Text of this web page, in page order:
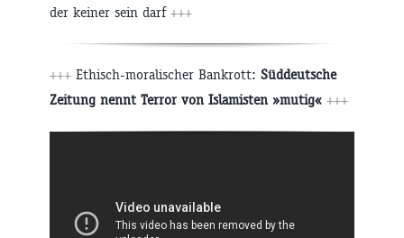
der keiner sein darf +++
+++ Ethisch-moralischer Bankrott: Süddeutsche
Zeitung nennt Terror von Islamisten »mutig« +++